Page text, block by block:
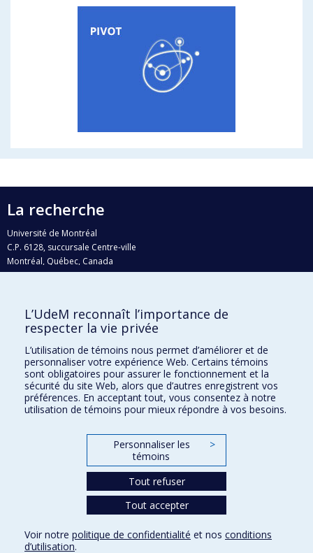
La recherche
Université de Montréal
C.P. 6128, succursale Centre-ville
Montréal, Québec, Canada
H3C 3J7
Qui fait quoi?
Nous trouver
Plan du site
Accessibilité
Conditions d’utilisation
L’UdeM reconnaît l’importance de
respecter la vie privée
L’utilisation de témoins nous permet d’améliorer et de
personnaliser votre expérience Web. Certains témoins
sont obligatoires pour assurer le fonctionnement et la
sécurité du site Web, alors que d’autres enregistrent vos
préférences. En acceptant tout, vous consentez à notre
utilisation de témoins pour mieux répondre à vos besoins.
Personnaliser les
témoins
>
Tout refuser
Tout accepter
Voir notre politique de confidentialité et nos conditions
d’utilisation.